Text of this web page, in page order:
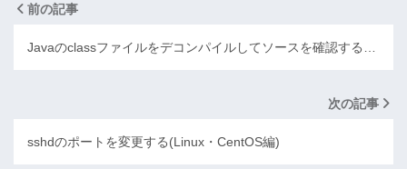
前の記事
Javaのclassファイルをデコンパイルしてソースを確認する…
次の記事
sshdのポートを変更する(Linux・CentOS編)